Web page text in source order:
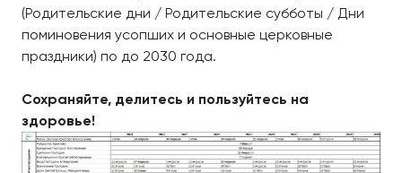
(Родительские дни / Родительские субботы / Дни
поминовения усопших и основные церковные
праздники) по до 2030 года.
Сохраняйте, делитесь и пользуйтесь на
здоровье!